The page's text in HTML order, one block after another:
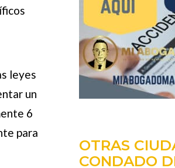
leyes
un
6
para
OTRAS
CONDADO